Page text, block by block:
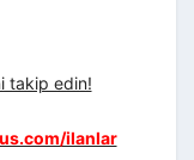
takip edin!
ilanlar